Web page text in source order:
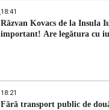
18:41
Răzvan Kovacs de la Insula
important! Are legătura cu
18:21
Fără transport public de